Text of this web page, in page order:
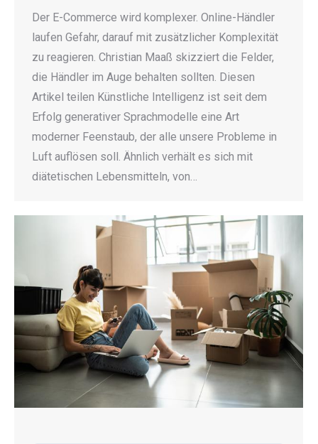
Der E-Commerce wird komplexer. Online-Händler
laufen Gefahr, darauf mit zusätzlicher Komplexität
zu reagieren. Christian Maaß skizziert die Felder,
die Händler im Auge behalten sollten. Diesen
Artikel teilen Künstliche Intelligenz ist seit dem
Erfolg generativer Sprachmodelle eine Art
moderner Feenstaub, der alle unsere Probleme in
Luft auflösen soll. Ähnlich verhält es sich mit
diätetischen Lebensmitteln, von…